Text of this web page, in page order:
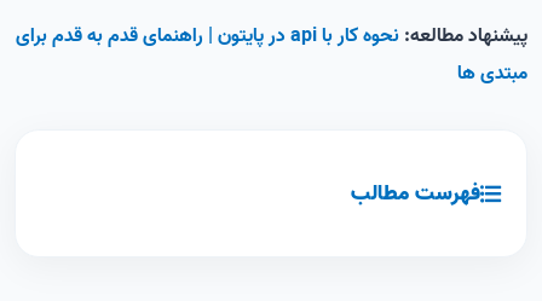
پیشنهاد مطالعه:
نحوه کار با api در پایتون | راهنمای قدم به قدم برای
مبتدی ها
فهرست مطالب